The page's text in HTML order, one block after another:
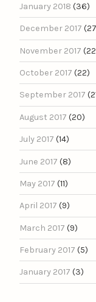
January 2018 (36)
December 2017
November 2017
October 2017 (22)
September 2017
August 2017 (20)
July 2017 (14)
June 2017 (8)
May 2017 (11)
April 2017 (9)
March 2017 (9)
February 2017 (5)
January 2017 (3)